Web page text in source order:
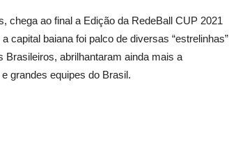
chega ao final a Edição da RedeBall CUP 2021
capital baiana foi palco de diversas “estrelinhas”
Brasileiros, abrilhantaram ainda mais a
grandes equipes do Brasil.